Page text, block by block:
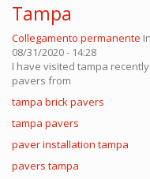
Tampa
Collegamento permanente
08/31/2020 - 14:28
I have visited tampa
pavers from
tampa brick pavers
tampa pavers
paver installation tampa
pavers tampa